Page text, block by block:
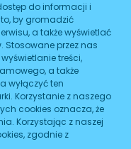
08:00-16:00
08:00-
08:00- 16:00
08:00
do informacji i
by gromadzić
a także wyświetlać
Stosowane przez nas
treści,
a także
wyłączyć ten
Korzystanie z naszego
cookies oznacza, że
Korzystając z naszej
zgodnie z